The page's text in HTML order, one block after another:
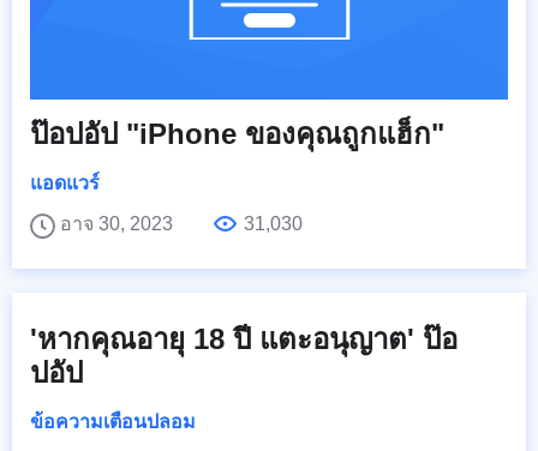
ป๊อปอัป "iPhone ของคุณถูกแฮ็ก"
แอดแวร์
อาจ 30, 2023
31,030
'หากคุณอายุ 18 ปี แตะอนุญาต' ป๊อ
ปอัป
ข้อความเตือนปลอม